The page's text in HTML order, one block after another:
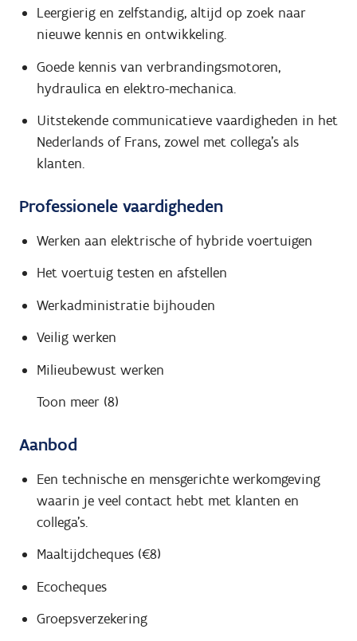
Leergierig en zelfstandig, altijd op zoek naar
nieuwe kennis en ontwikkeling.
Goede kennis van verbrandingsmotoren,
hydraulica en elektro-mechanica.
Uitstekende communicatieve vaardigheden in het
Nederlands of Frans, zowel met collega's als
klanten.
Professionele vaardigheden
Werken aan elektrische of hybride voertuigen
Het voertuig testen en afstellen
Werkadministratie bijhouden
Veilig werken
Milieubewust werken
Toon meer (8)
Aanbod
Een technische en mensgerichte werkomgeving
waarin je veel contact hebt met klanten en
collega's.
Maaltijdcheques (€8)
Ecocheques
Groepsverzekering